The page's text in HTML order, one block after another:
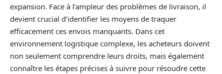
expansion. Face à l’ampleur des problèmes de livraison, il
devient crucial d’identifier les moyens de traquer
efficacement ces envois manquants. Dans cet
environnement logistique complexe, les acheteurs doivent
non seulement comprendre leurs droits, mais également
connaître les étapes précises à suivre pour résoudre cette